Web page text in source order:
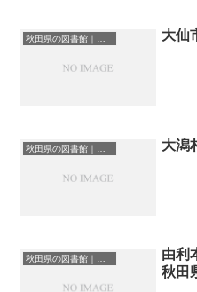
秋田県の図書館｜勉強できる場所 大仙
大潟
由利
秋田